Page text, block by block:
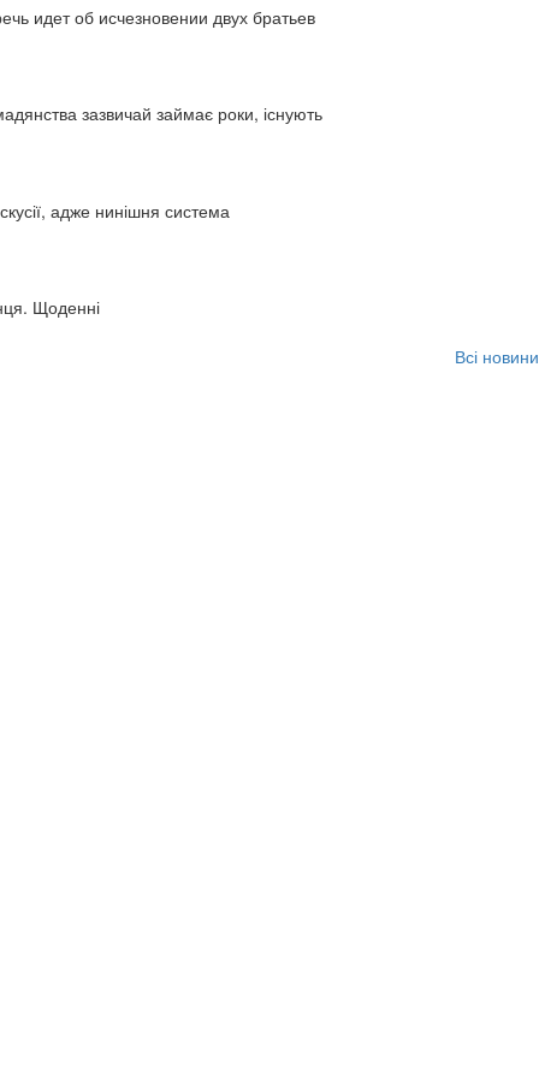
идет об исчезновении двух братьев
зазвичай займає роки, існують
адже нинішня система
Щоденні
Всі новини